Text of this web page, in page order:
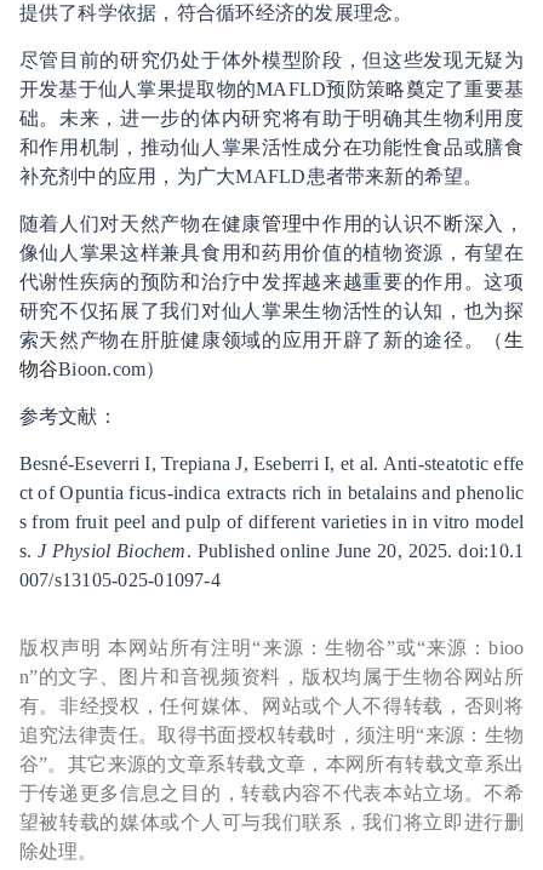
提供了科学依据，符合循环经济的发展理念。
尽管目前的研究仍处于体外模型阶段，但这些发现无疑为
开发基于仙人掌果提取物的MAFLD预防策略奠定了重要基
础。未来，进一步的体内研究将有助于明确其生物利用度
和作用机制，推动仙人掌果活性成分在功能性食品或膳食
补充剂中的应用，为广大MAFLD患者带来新的希望。
随着人们对天然产物在健康管理中作用的认识不断深入，
像仙人掌果这样兼具食用和药用价值的植物资源，有望在
代谢性疾病的预防和治疗中发挥越来越重要的作用。这项
研究不仅拓展了我们对仙人掌果生物活性的认知，也为探
索天然产物在肝脏健康领域的应用开辟了新的途径。（生
物谷Bioon.com）
参考文献：
Besné-Eseverri I, Trepiana J, Eseberri I, et al. Anti-steatotic effe
ct of Opuntia ficus-indica extracts rich in betalains and phenolic
s from fruit peel and pulp of different varieties in in vitro model
s. J Physiol Biochem. Published online June 20, 2025. doi:10.1
007/s13105-025-01097-4
版权声明 本网站所有注明“来源：生物谷”或“来源：bioo
n”的文字、图片和音视频资料，版权均属于生物谷网站所
有。非经授权，任何媒体、网站或个人不得转载，否则将
追究法律责任。取得书面授权转载时，须注明“来源：生物
谷”。其它来源的文章系转载文章，本网所有转载文章系出
于传递更多信息之目的，转载内容不代表本站立场。不希
望被转载的媒体或个人可与我们联系，我们将立即进行删
除处理。